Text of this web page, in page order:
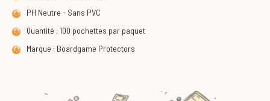
PH Neutre - Sans PVC
Quantité : 100 pochettes par paquet
Marque : Boardgame Protectors